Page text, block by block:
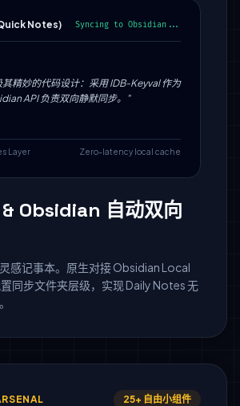
Notes) Syncing to Obsidian...
其精妙的代码设计：采用 IDB-Keyval 作为
API 负责双向静默同步。"
Layer Zero-latency local cache
Obsidian 自动双向
感记事本。原生对接 Obsidian Local
置同步文件夹层级，实现 Daily Notes 无
25+ 自由小组件